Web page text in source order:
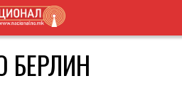
БЕРЛИН